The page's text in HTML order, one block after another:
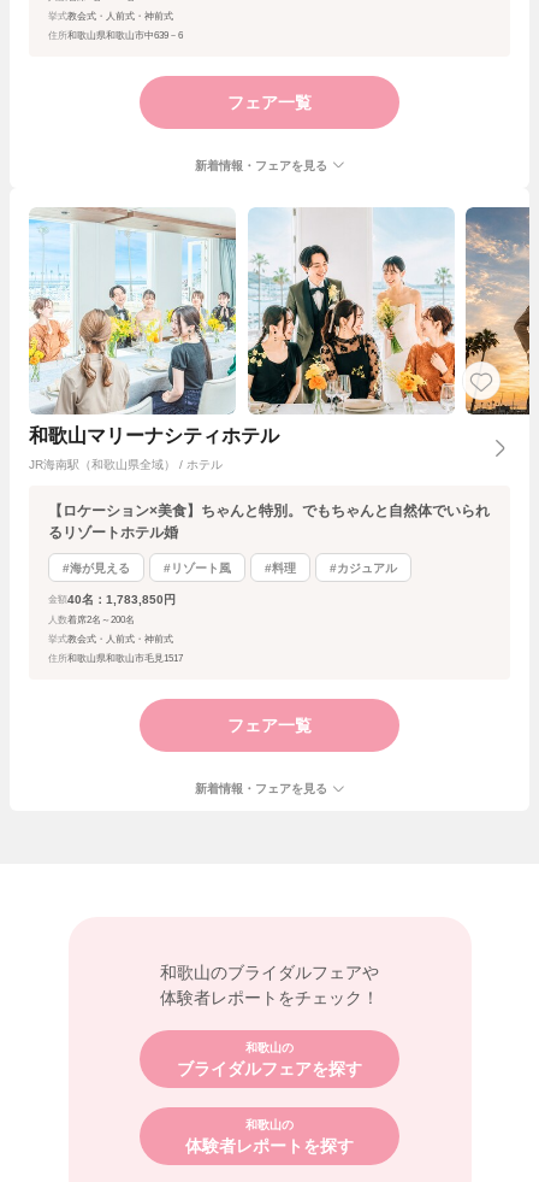
挙式教会式・人前式・神前式
住所和歌山県和歌山市中639－6
フェア一覧
新着情報・フェアを見る
和歌山マリーナシティホテル
JR海南駅（和歌山県全域） / ホテル
【ロケーション×美食】ちゃんと特別。でもちゃんと自然体でいられ
るリゾートホテル婚
#海が見える #リゾート風 #料理 #カジュアル
金額40名：1,783,850円
人数着席2名～200名
挙式教会式・人前式・神前式
住所和歌山県和歌山市毛見1517
フェア一覧
新着情報・フェアを見る
和歌山のブライダルフェアや
体験者レポートをチェック！
和歌山の
ブライダルフェアを探す
和歌山の
体験者レポートを探す